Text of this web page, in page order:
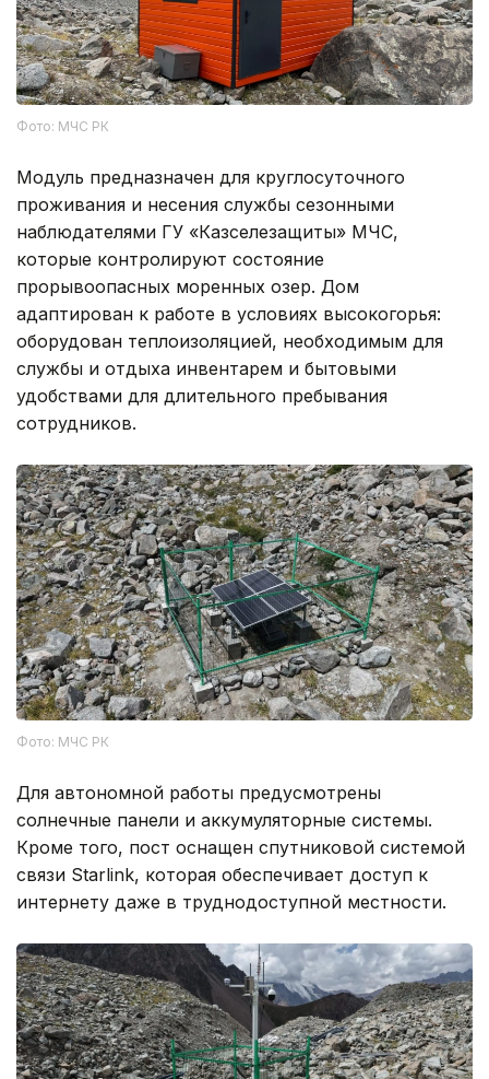
Фото: МЧС РК
Модуль предназначен для круглосуточного
проживания и несения службы сезонными
наблюдателями ГУ «Казселезащиты» МЧС,
которые контролируют состояние
прорывоопасных моренных озер. Дом
адаптирован к работе в условиях высокогорья:
оборудован теплоизоляцией, необходимым для
службы и отдыха инвентарем и бытовыми
удобствами для длительного пребывания
сотрудников.
Фото: МЧС РК
Для автономной работы предусмотрены
солнечные панели и аккумуляторные системы.
Кроме того, пост оснащен спутниковой системой
связи Starlink, которая обеспечивает доступ к
интернету даже в труднодоступной местности.